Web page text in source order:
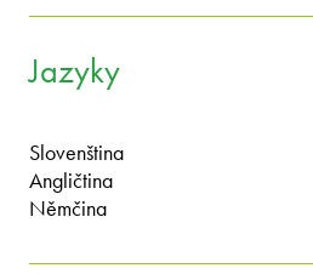
Jazyky
Slovenština
Angličtina
Němčina